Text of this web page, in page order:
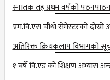
SCHOLARSHIP
& STUDENTS
ASSISTANCE
COMMITTEE
EMIS UNIT
स्‍नातक तह प्रथम वर्षको
एम.वि.एस चौथो सेमेस्‍टरको दोस्रो
अतिरिक्त क्रियकलाप विभागको
१ बर्षे वि.एड को शिक्षण अभ्यास